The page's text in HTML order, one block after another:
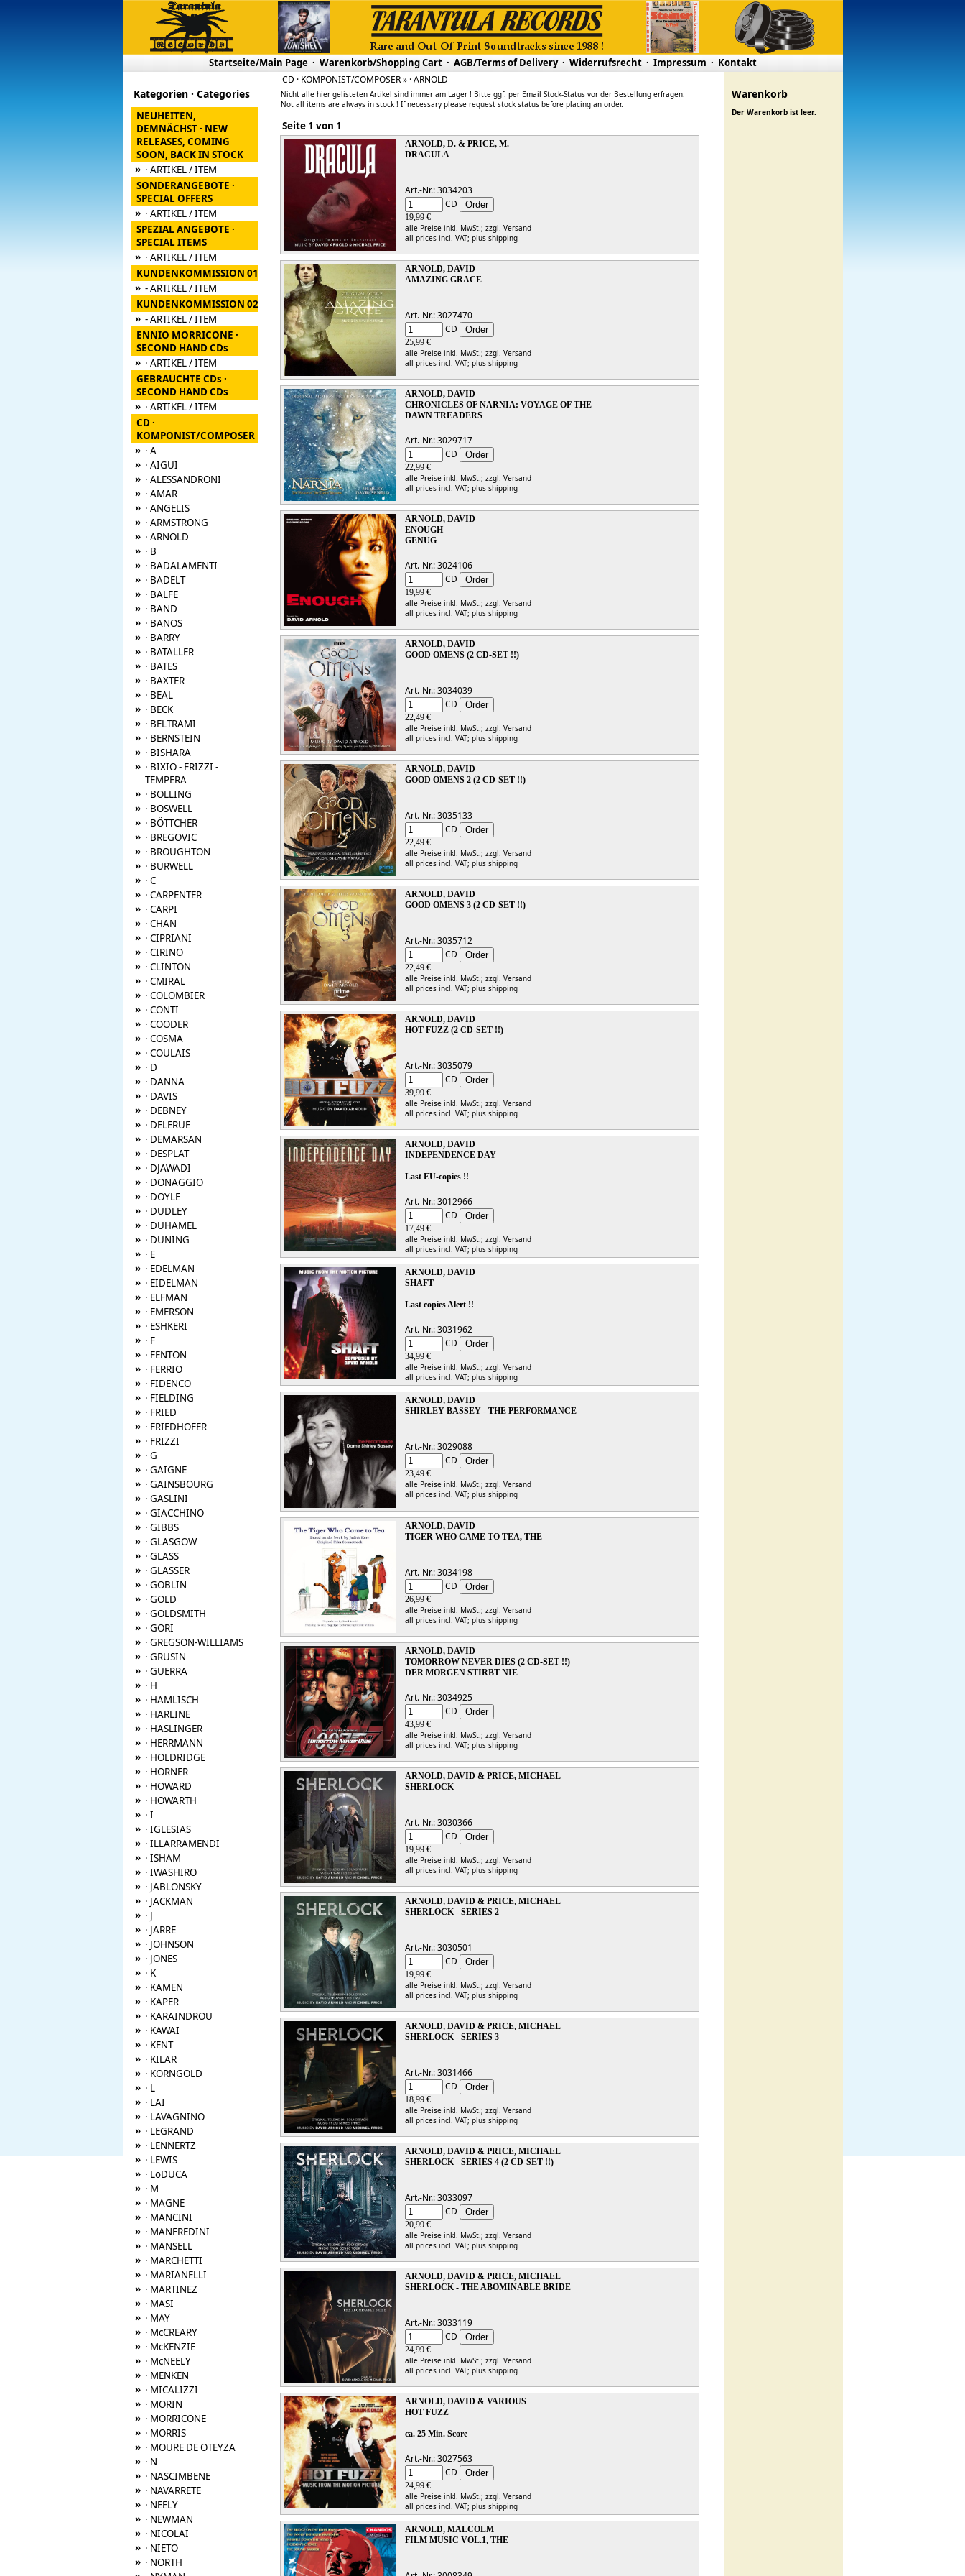
Startseite/Main Page· Warenkorb/Shopping Cart· AGB/Terms of Delivery· Widerrufsrecht· Impressum · Kontakt
Kategorien · Categories
NEUHEITEN,
DEMNÄCHST · NEW
RELEASES, COMING
SOON, BACK IN STOCK
» · ARTIKEL / ITEM
SONDERANGEBOTE ·
SPECIAL OFFERS
» · ARTIKEL / ITEM
SPEZIAL ANGEBOTE ·
SPECIAL ITEMS
» · ARTIKEL / ITEM
KUNDENKOMMISSION 01
» - ARTIKEL / ITEM
KUNDENKOMMISSION 02
» - ARTIKEL / ITEM
ENNIO MORRICONE ·
SECOND HAND CDs
» · ARTIKEL / ITEM
GEBRAUCHTE CDs ·
SECOND HAND CDs
» · ARTIKEL / ITEM
CD ·
KOMPONIST/COMPOSER
» · A
» · AIGUI
» · ALESSANDRONI
» · AMAR
» · ANGELIS
» · ARMSTRONG
» · ARNOLD
» · B
» · BADALAMENTI
» · BADELT
» · BALFE
» · BAND
» · BANOS
» · BARRY
» · BATALLER
» · BATES
» · BAXTER
» · BEAL
» · BECK
» · BELTRAMI
» · BERNSTEIN
» · BISHARA
» · BIXIO - FRIZZI -
TEMPERA
» · BOLLING
» · BOSWELL
» · BÖTTCHER
» · BREGOVIC
» · BROUGHTON
» · BURWELL
» · C
» · CARPENTER
» · CARPI
» · CHAN
» · CIPRIANI
» · CIRINO
» · CLINTON
» · CMIRAL
» · COLOMBIER
» · CONTI
» · COODER
» · COSMA
» · COULAIS
» · D
» · DANNA
» · DAVIS
» · DEBNEY
» · DELERUE
» · DEMARSAN
» · DESPLAT
» · DJAWADI
» · DONAGGIO
» · DOYLE
» · DUDLEY
» · DUHAMEL
» · DUNING
» · E
» · EDELMAN
» · EIDELMAN
» · ELFMAN
» · EMERSON
» · ESHKERI
» · F
» · FENTON
» · FERRIO
» · FIDENCO
» · FIELDING
» · FRIED
» · FRIEDHOFER
» · FRIZZI
» · G
» · GAIGNE
» · GAINSBOURG
» · GASLINI
» · GIACCHINO
» · GIBBS
» · GLASGOW
» · GLASS
» · GLASSER
» · GOBLIN
» · GOLD
» · GOLDSMITH
» · GORI
» · GREGSON-WILLIAMS
» · GRUSIN
» · GUERRA
» · H
» · HAMLISCH
» · HARLINE
» · HASLINGER
» · HERRMANN
» · HOLDRIDGE
» · HORNER
» · HOWARD
» · HOWARTH
» · I
» · IGLESIAS
» · ILLARRAMENDI
» · ISHAM
» · IWASHIRO
» · JABLONSKY
» · JACKMAN
» · J
» · JARRE
» · JOHNSON
» · JONES
» · K
» · KAMEN
» · KAPER
» · KARAINDROU
» · KAWAI
» · KENT
» · KILAR
» · KORNGOLD
» · L
» · LAI
» · LAVAGNINO
» · LEGRAND
» · LENNERTZ
» · LEWIS
» · LoDUCA
» · M
» · MAGNE
» · MANCINI
» · MANFREDINI
» · MANSELL
» · MARCHETTI
» · MARIANELLI
» · MARTINEZ
» · MASI
» · MAY
» · McCREARY
» · McKENZIE
» · McNEELY
» · MENKEN
» · MICALIZZI
» · MORIN
» · MORRICONE
» · MORRIS
» · MOURE DE OTEYZA
» · N
» · NASCIMBENE
» · NAVARRETE
» · NEELY
» · NEWMAN
» · NICOLAI
» · NIETO
» · NORTH
CD · KOMPONIST/COMPOSER » · ARNOLD
Nicht alle hier gelisteten Artikel sind immer am Lager ! Bitte ggf. per Email Stock-Status vor der Bestellung erfragen.
Not all items are always in stock ! If necessary please request stock status before placing an order.
Seite 1 von 1
ARNOLD, D. & PRICE, M.
DRACULA
Art.-Nr.: 3034203
CD
19,99 €
alle Preise inkl. MwSt.; zzgl. Versand
all prices incl. VAT; plus shipping
ARNOLD, DAVID
AMAZING GRACE
Art.-Nr.: 3027470
CD
25,99 €
alle Preise inkl. MwSt.; zzgl. Versand
all prices incl. VAT; plus shipping
ARNOLD, DAVID
CHRONICLES OF NARNIA: VOYAGE OF THE
DAWN TREADERS
Art.-Nr.: 3029717
CD
22,99 €
alle Preise inkl. MwSt.; zzgl. Versand
all prices incl. VAT; plus shipping
ARNOLD, DAVID
ENOUGH
GENUG
Art.-Nr.: 3024106
CD
19,99 €
alle Preise inkl. MwSt.; zzgl. Versand
all prices incl. VAT; plus shipping
ARNOLD, DAVID
GOOD OMENS (2 CD-SET !!)
Art.-Nr.: 3034039
CD
22,49 €
alle Preise inkl. MwSt.; zzgl. Versand
all prices incl. VAT; plus shipping
ARNOLD, DAVID
GOOD OMENS 2 (2 CD-SET !!)
Art.-Nr.: 3035133
CD
22,49 €
alle Preise inkl. MwSt.; zzgl. Versand
all prices incl. VAT; plus shipping
ARNOLD, DAVID
GOOD OMENS 3 (2 CD-SET !!)
Art.-Nr.: 3035712
CD
22,49 €
alle Preise inkl. MwSt.; zzgl. Versand
all prices incl. VAT; plus shipping
ARNOLD, DAVID
HOT FUZZ (2 CD-SET !!)
Art.-Nr.: 3035079
CD
39,99 €
alle Preise inkl. MwSt.; zzgl. Versand
all prices incl. VAT; plus shipping
ARNOLD, DAVID
INDEPENDENCE DAY
Last EU-copies !!
Art.-Nr.: 3012966
CD
17,49 €
alle Preise inkl. MwSt.; zzgl. Versand
all prices incl. VAT; plus shipping
ARNOLD, DAVID
SHAFT
Last copies Alert !!
Art.-Nr.: 3031962
CD
34,99 €
alle Preise inkl. MwSt.; zzgl. Versand
all prices incl. VAT; plus shipping
ARNOLD, DAVID
SHIRLEY BASSEY - THE PERFORMANCE
Art.-Nr.: 3029088
CD
23,49 €
alle Preise inkl. MwSt.; zzgl. Versand
all prices incl. VAT; plus shipping
ARNOLD, DAVID
TIGER WHO CAME TO TEA, THE
Art.-Nr.: 3034198
CD
26,99 €
alle Preise inkl. MwSt.; zzgl. Versand
all prices incl. VAT; plus shipping
ARNOLD, DAVID
TOMORROW NEVER DIES (2 CD-SET !!)
DER MORGEN STIRBT NIE
Art.-Nr.: 3034925
CD
43,99 €
alle Preise inkl. MwSt.; zzgl. Versand
all prices incl. VAT; plus shipping
ARNOLD, DAVID & PRICE, MICHAEL
SHERLOCK
Art.-Nr.: 3030366
CD
19,99 €
alle Preise inkl. MwSt.; zzgl. Versand
all prices incl. VAT; plus shipping
ARNOLD, DAVID & PRICE, MICHAEL
SHERLOCK - SERIES 2
Art.-Nr.: 3030501
CD
19,99 €
alle Preise inkl. MwSt.; zzgl. Versand
all prices incl. VAT; plus shipping
ARNOLD, DAVID & PRICE, MICHAEL
SHERLOCK - SERIES 3
Art.-Nr.: 3031466
CD
18,99 €
alle Preise inkl. MwSt.; zzgl. Versand
all prices incl. VAT; plus shipping
ARNOLD, DAVID & PRICE, MICHAEL
SHERLOCK - SERIES 4 (2 CD-SET !!)
Art.-Nr.: 3033097
CD
20,99 €
alle Preise inkl. MwSt.; zzgl. Versand
all prices incl. VAT; plus shipping
ARNOLD, DAVID & PRICE, MICHAEL
SHERLOCK - THE ABOMINABLE BRIDE
Art.-Nr.: 3033119
CD
24,99 €
alle Preise inkl. MwSt.; zzgl. Versand
all prices incl. VAT; plus shipping
ARNOLD, DAVID & VARIOUS
HOT FUZZ
ca. 25 Min. Score
Art.-Nr.: 3027563
CD
24,99 €
alle Preise inkl. MwSt.; zzgl. Versand
all prices incl. VAT; plus shipping
ARNOLD, MALCOLM
FILM MUSIC VOL.1, THE
Warenkorb
Der Warenkorb ist leer.